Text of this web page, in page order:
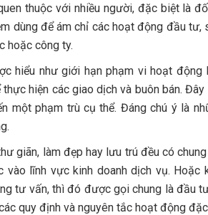
thuộc với nhiều người, đặc biệt là
dùng để ám chỉ các hoạt động đầu tư,
hoặc công ty.
hiểu như giới hạn phạm vi hoạt động
hiện các giao dịch và buôn bán.
một phạm trù cụ thể. Đáng chú ý là
giãn, làm đẹp hay lưu trú đều có
vào lĩnh vực kinh doanh dịch vụ.
tư vấn, thì đó được gọi chung là đầu
quy định và nguyên tắc hoạt động